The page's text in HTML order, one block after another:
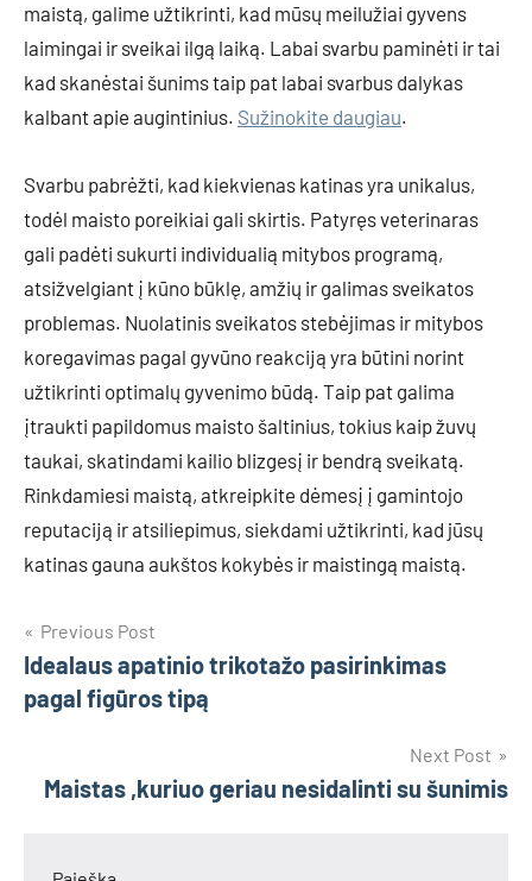
maistą, galime užtikrinti, kad mūsų meilužiai gyvens
laimingai ir sveikai ilgą laiką. Labai svarbu paminėti ir tai
kad skanėstai šunims taip pat labai svarbus dalykas
kalbant apie augintinius. Sužinokite daugiau.
Svarbu pabrėžti, kad kiekvienas katinas yra unikalus,
todėl maisto poreikiai gali skirtis. Patyręs veterinaras
gali padėti sukurti individualią mitybos programą,
atsižvelgiant į kūno būklę, amžių ir galimas sveikatos
problemas. Nuolatinis sveikatos stebėjimas ir mitybos
koregavimas pagal gyvūno reakciją yra būtini norint
užtikrinti optimalų gyvenimo būdą. Taip pat galima
įtraukti papildomus maisto šaltinius, tokius kaip žuvų
taukai, skatindami kailio blizgesį ir bendrą sveikatą.
Rinkdamiesi maistą, atkreipkite dėmesį į gamintojo
reputaciją ir atsiliepimus, siekdami užtikrinti, kad jūsų
katinas gauna aukštos kokybės ir maistingą maistą.
Navigacija
tarp
Previous Post
Idealaus apatinio trikotažo pasirinkimas
pagal figūros tipą
Next Post
Maistas ,kuriuo geriau nesidalinti su šunimis